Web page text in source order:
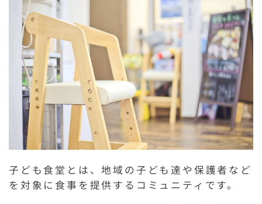
子ども食堂とは、地域の子ども達や保護者など
を対象に食事を提供するコミュニティです。